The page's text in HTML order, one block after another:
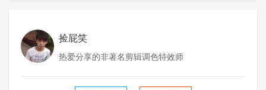
捡屁笑
热爱分享的非著名剪辑调色特效师